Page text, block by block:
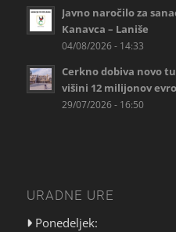
Javno naročilo za
Kanavca – Laniše
04/08/2026 - 14:33
Cerkno dobiva novo
višini 12 milijonov
29/07/2026 - 16:50
URADNE URE
Ponedeljek: